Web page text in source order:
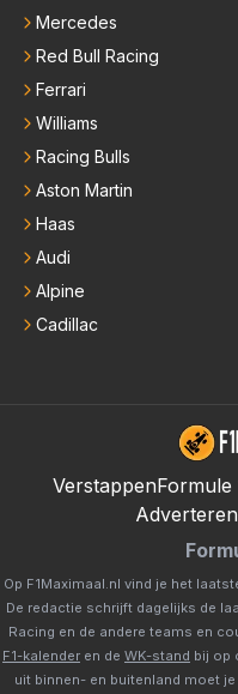
Mercedes
Red Bull Racing
Ferrari
Williams
Racing Bulls
Aston Martin
Haas
Audi
Alpine
Cadillac
VerstappenFormule
Adverteren
Op F1Maximaal.nl vind je het
De redactie schrijft dagelijks de
Racing en de andere teams en
F1-kalender en de WK-stand bij op
uit binnen- en buitenland moet je